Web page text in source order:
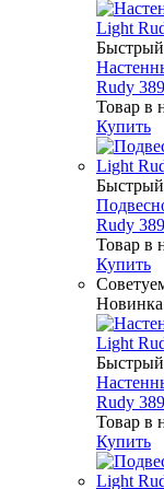
Rudy
Товар в
Купить
Rudy
Товар в
Купить
Новинка
Rudy
Товар в
Купить